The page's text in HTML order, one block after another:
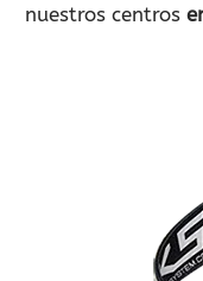
nuestros centros